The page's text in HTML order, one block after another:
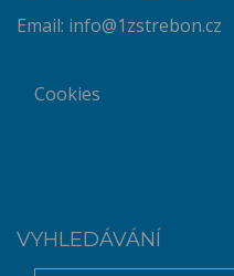
Email: info@1zstrebon.cz
Cookies
VYHLEDÁVÁNÍ